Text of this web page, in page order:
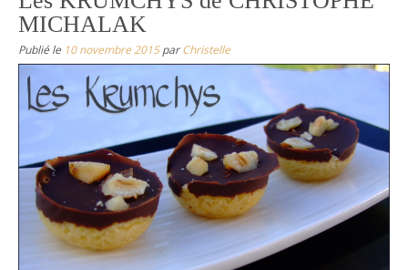
MICHALAK
Publié le 10 novembre 2015parChristelle